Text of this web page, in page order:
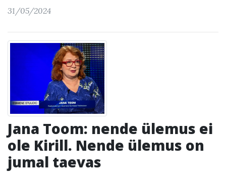
31/05/2024
Jana Toom: nende ülemus ei
ole Kirill. Nende ülemus on
jumal taevas